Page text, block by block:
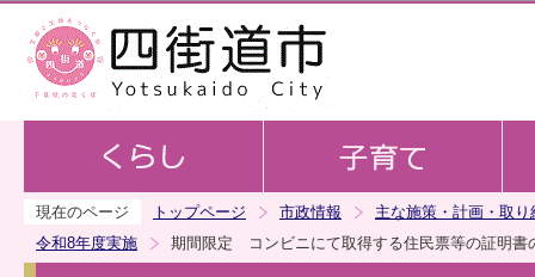
現在のページ トップページ 市政情報
主な施策・計画・取り
令和8年度実施
期間限定 コンビニにて取得する住民票等の証明書